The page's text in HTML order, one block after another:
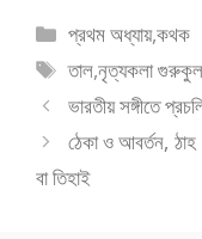
e
b
o
o
k
to
d
o
n
ai
l
বিভাগ
সমূহ
প্রথম অধ্যায়,কথক
ট্যাগ
সমূহ
তাল,নৃত্যকলা গুরুকুল
ভারতীয় সঙ্গীতে
ঠেকা ও আবর্তন,
বা তিহাই